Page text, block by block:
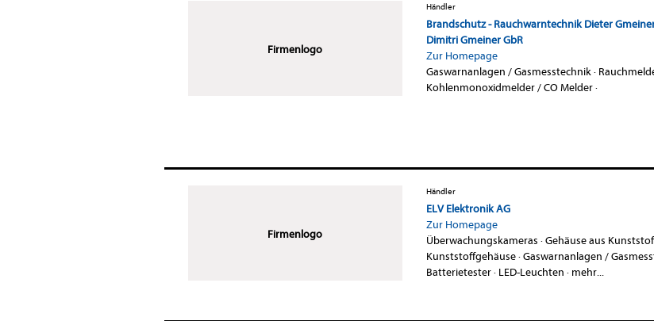
Firmenlogo
Händler
Brandschutz - Rauchwarntechnik Dieter
Dimitri Gmeiner GbR
Zur Homepage
Gaswarnanlagen / Gasmesstechnik·
Kohlenmonoxidmelder / CO Melder·
Firmenlogo
Händler
ELV Elektronik AG
Zur Homepage
Überwachungskameras ·Gehäuse aus
Kunststoffgehäuse·Gaswarnanlagen /
Batterietester· LED-Leuchten · mehr...